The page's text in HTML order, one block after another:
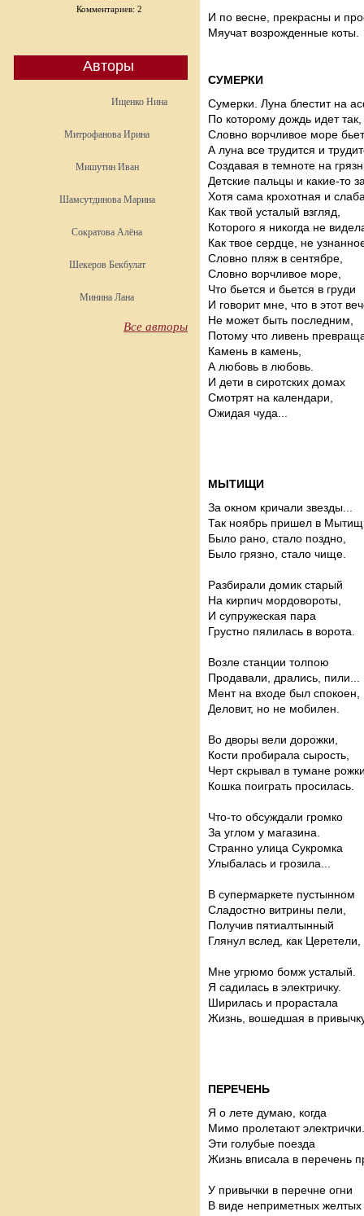
Комментариев: 2
Авторы
Ищенко Нина
Митрофанова Ирина
Мишутин Иван
Шамсутдинова Марина
Сократова Алёна
Шекеров Бекбулат
Минина Лана
Все авторы
И по весне, прекрасны и
Мяучат возрожденные коты.
СУМЕРКИ
Сумерки. Луна блестит на
По которому дождь идет так,
Словно ворчливое море
А луна все трудится и
Создавая в темноте на
Детские пальцы и какие-то
Хотя сама крохотная и
Как твой усталый взгляд,
Которого я никогда не
Как твое сердце, не
Словно пляж в сентябре,
Словно ворчливое море,
Что бьется и бьется в груди
И говорит мне, что в этот
Не может быть последним,
Потому что ливень
Камень в камень,
А любовь в любовь.
И дети в сиротских домах
Смотрят на календари,
Ожидая чуда...
МЫТИЩИ
За окном кричали звезды...
Так ноябрь пришел в
Было рано, стало поздно,
Было грязно, стало чище.
Разбирали домик старый
На кирпич мордовороты,
И супружеская пара
Грустно пялилась в ворота.
Возле станции толпою
Продавали, дрались, пили...
Мент на входе был спокоен,
Деловит, но не мобилен.
Во дворы вели дорожки,
Кости пробирала сырость,
Черт скрывал в тумане
Кошка поиграть просилась.
Что-то обсуждали громко
За углом у магазина.
Странно улица Сукромка
Улыбалась и грозила...
В супермаркете пустынном
Сладостно витрины пели,
Получив пятиалтынный
Глянул вслед, как Церетели,
Мне угрюмо бомж усталый.
Я садилась в электричку.
Ширилась и прорастала
Жизнь, вошедшая в
ПЕРЕЧЕНЬ
Я о лете думаю, когда
Мимо пролетают электрички.
Эти голубые поезда
Жизнь вписала в перечень
У привычки в перечне огни
В виде неприметных желтых